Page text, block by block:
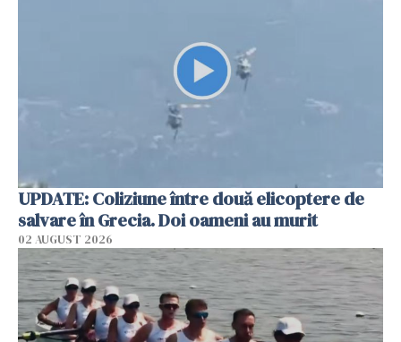
UPDATE: Coliziune între două elicoptere de
salvare în Grecia. Doi oameni au murit
02 AUGUST 2026